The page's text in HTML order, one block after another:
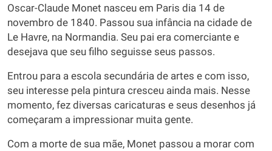
Oscar-Claude Monet nasceu em Paris dia 14 de
novembro de 1840. Passou sua infância na cidade de
Le Havre, na Normandia. Seu pai era comerciante e
desejava que seu filho seguisse seus passos.
Entrou para a escola secundária de artes e com isso,
seu interesse pela pintura cresceu ainda mais. Nesse
momento, fez diversas caricaturas e seus desenhos já
começaram a impressionar muita gente.
Com a morte de sua mãe, Monet passou a morar com